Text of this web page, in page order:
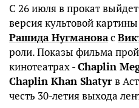
С 26 июля в прокат
версия культовой картины
Рашида Нугмановас
роли. Показы фильма
кинотеатрах -Chaplin
Chaplin Khan Shatyrв
честь 30-летия выхода